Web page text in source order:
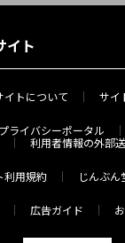
イト
イトについて サイ
プライバシーポータル
利用者情報の外部
利用規約 じんぶ
広告ガイド